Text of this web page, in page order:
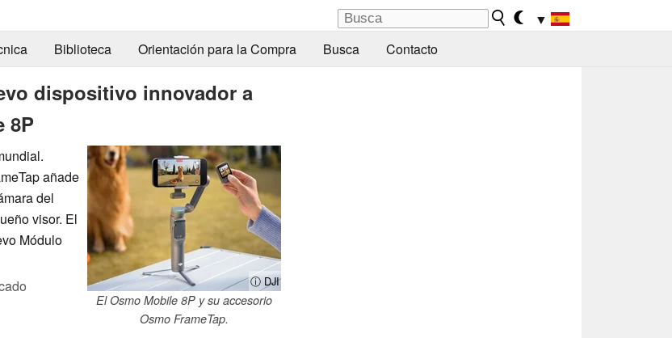
▼
Biblioteca Orientación para la Compra Busca Contacto
dispositivo innovador a
8P
ⓘ DJI
El Osmo Mobile 8P y su accesorio
Osmo FrameTap.
añade
del
visor. El
Módulo